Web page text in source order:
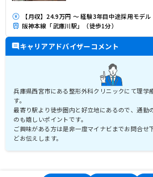
【月収】24.9万円 ～ 経験3年目中途採用モデル
阪神本線「武庫川駅」（徒歩1分）
キャリアアドバイザーコメント
兵庫県西宮市にある整形外科クリニックにて理学
す。
最寄り駅より徒歩圏内と好立地にあるので、通勤
のも嬉しいポイントです。
ご興味がある方は是非一度マイナビまでお問合せ
どお伝えします。